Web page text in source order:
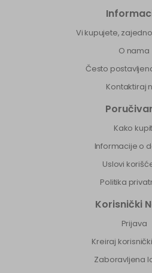
Vi kupujete,
O nama
Često
Kontaktiraj
Kako
Informacije o
Uslovi
Politika
Korisnički
Prijava
Kreiraj
Zaboravljena